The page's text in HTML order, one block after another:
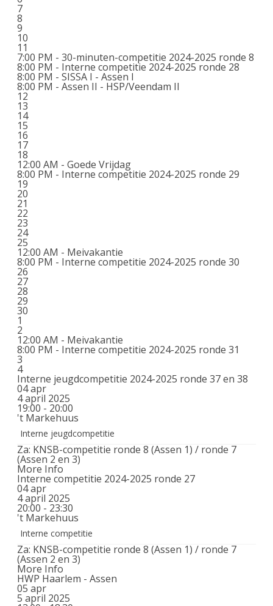
7
8
9
10
11
7:00 PM - 30-minuten-competitie 2024-2025 ronde 8
8:00 PM - Interne competitie 2024-2025 ronde 28
8:00 PM - SISSA I - Assen I
8:00 PM - Assen II - HSP/Veendam II
12
13
14
15
16
17
18
12:00 AM - Goede Vrijdag
8:00 PM - Interne competitie 2024-2025 ronde 29
19
20
21
22
23
24
25
12:00 AM - Meivakantie
8:00 PM - Interne competitie 2024-2025 ronde 30
26
27
28
29
30
1
2
12:00 AM - Meivakantie
8:00 PM - Interne competitie 2024-2025 ronde 31
3
4
Interne jeugdcompetitie 2024-2025 ronde 37 en 38
04apr
4 april 2025
19:00 - 20:00
't Markehuus
Interne jeugdcompetitie
Za: KNSB-competitie ronde 8 (Assen 1) / ronde 7
(Assen 2 en 3)
More Info
Interne competitie 2024-2025 ronde 27
04apr
4 april 2025
20:00 - 23:30
't Markehuus
Interne competitie
Za: KNSB-competitie ronde 8 (Assen 1) / ronde 7
(Assen 2 en 3)
More Info
HWP Haarlem - Assen
05 apr
5 april 2025